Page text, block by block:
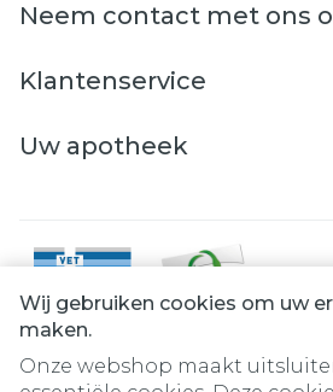
Wij gebruiken cookies om uw
maken.
Onze webshop maakt
Neem contact met ons
Klantenservice
Uw apotheek